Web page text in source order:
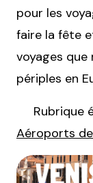
pour les
faire la fête
voyages que
périples en
Rubrique
Aéroports